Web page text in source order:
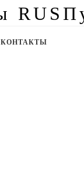
КОНТАКТЫ